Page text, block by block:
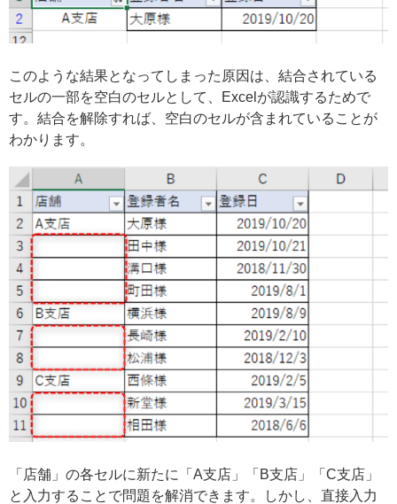
このような結果となってしまった原因は、結合されている
セルの一部を空白のセルとして、Excelが認識するためで
す。結合を解除すれば、空白のセルが含まれていることが
わかります。
「店舗」の各セルに新たに「A支店」「B支店」「C支店」
と入力することで問題を解消できます。しかし、直接入力